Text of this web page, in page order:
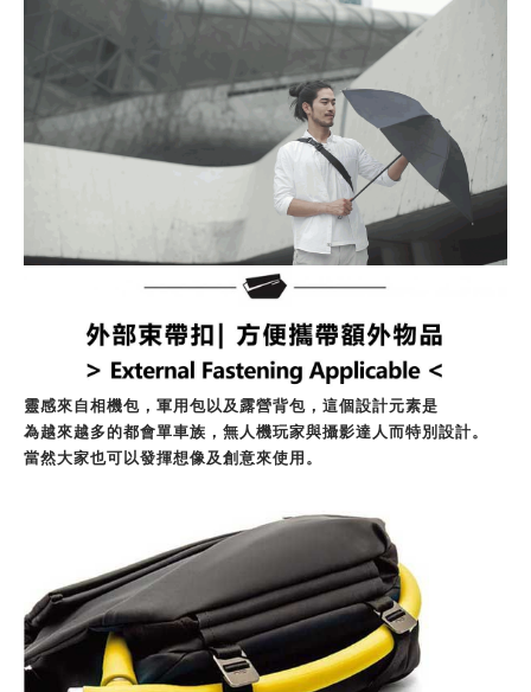
靈感來自相機包，軍用包以及露營背包，這個設計元素是
為越來越多的都會單車族，無人機玩家與攝影達人而特別設計。
當然大家也可以發揮想像及創意來使用。